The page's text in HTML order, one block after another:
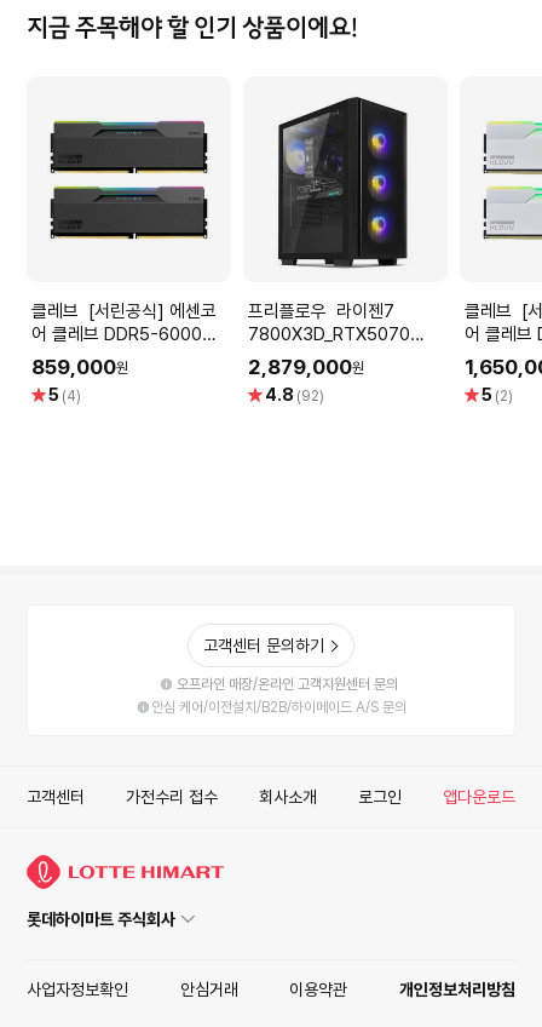
지금 주목해야 할 인기 상품이에요!
클레브 [서린공식] 에센코
어 클레브 DDR5-6000
CL30 CRAS V RGB 블랙
패키지 서린 32GB(16Gx2)
859,000원
별5 (4)
프리플로우 라이젠7
7800X3D_RTX5070
12GB 컴퓨터본체 (ULTRA
GAMING X7 A57L) AMD
게이밍컴퓨터 조립PC
2,879,000원
별 4.8 (92)
클레브 [서린공식] 에센코
어 클레
CL30
트 패키지
별5 (2)
고객센터 문의하기
오프라인 매장/온라인 고객지원센터 문의
안심 케어/이전설치/B2B/하이메이드 A/S 문의
고객센터 가전수리 접수 회사소개 로그인 앱다운로드
롯데하이마트 주식회사
사업자정보확인 안심거래 이용약관 개인정보처리방침